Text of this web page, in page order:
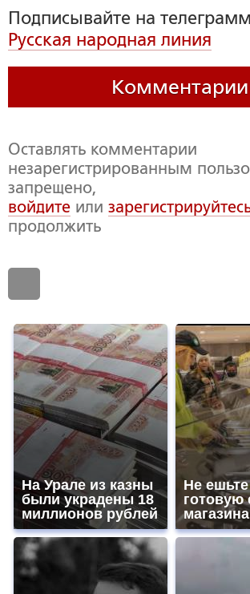
Подписывайте на
Русская народная линия
Комментарии
Оставлять комментарии
незарегистрированным
запрещено,
войдите или
продолжить
На Урале из казны
были украдены 18
миллионов рублей
Не ешьте
готовую